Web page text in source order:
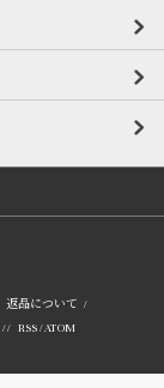
返品について /
/ / RSS/ATOM